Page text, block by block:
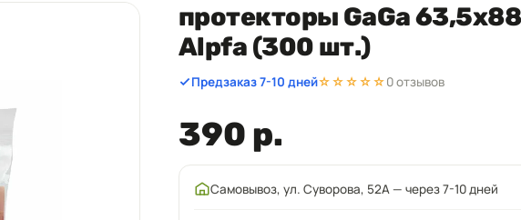
протекторы GaGa
Alpfa (300 шт.)
Предзаказ 7-10 дней☆☆☆☆☆0 отзывов
390 р.
Самовывоз, ул. Суворова, 52А — через 7-10 дней